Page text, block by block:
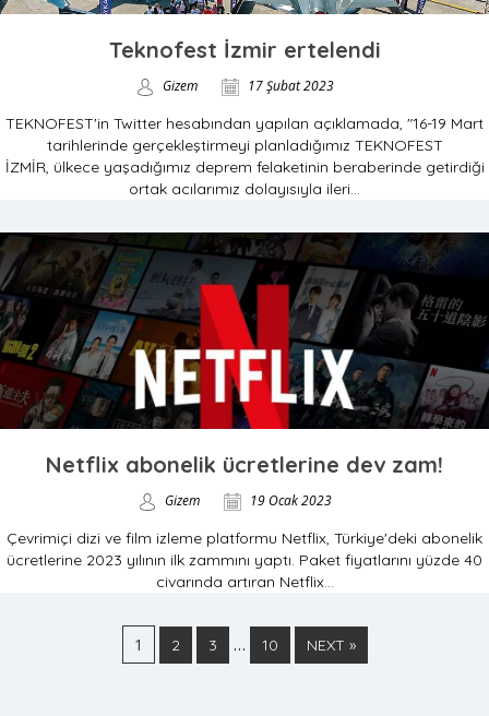
Teknofest İzmir ertelendi
Gizem 17 Şubat 2023
TEKNOFEST'in Twitter hesabından yapılan açıklamada, "16-19 Mart
tarihlerinde gerçekleştirmeyi planladığımız TEKNOFEST
İZMİR, ülkece yaşadığımız deprem felaketinin beraberinde getirdiği
ortak acılarımız dolayısıyla ileri...
Netflix abonelik ücretlerine dev zam!
Gizem 19 Ocak 2023
Çevrimiçi dizi ve film izleme platformu Netflix, Türkiye'deki abonelik
ücretlerine 2023 yılının ilk zammını yaptı. Paket fiyatlarını yüzde 40
civarında artıran Netflix...
1 2 3 … 10 NEXT »